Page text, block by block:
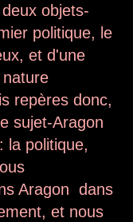
objets-
politique, le
et d'une
repères donc,
sujet-Aragon
la politique,
Aragon  dans
et nous